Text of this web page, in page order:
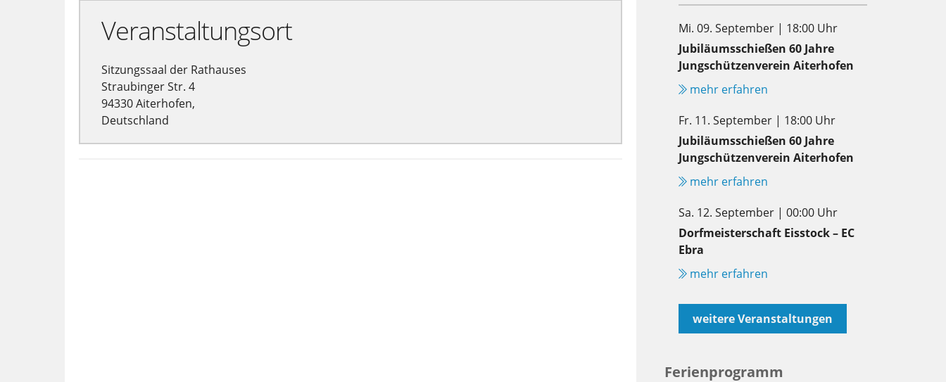
Veranstaltungsort
Sitzungssaal der Rathauses
Straubinger Str. 4
94330 Aiterhofen,
Deutschland
Mi. 09. September | 18:00 Uhr
Jubiläumsschießen 60 Jahre
Jungschützenverein Aiterhofen
mehr erfahren
Fr. 11. September | 18:00 Uhr
Jubiläumsschießen 60 Jahre
Jungschützenverein Aiterhofen
mehr erfahren
Sa. 12. September | 00:00 Uhr
Dorfmeisterschaft Eisstock – EC
Ebra
mehr erfahren
weitere Veranstaltungen
Ferienprogramm